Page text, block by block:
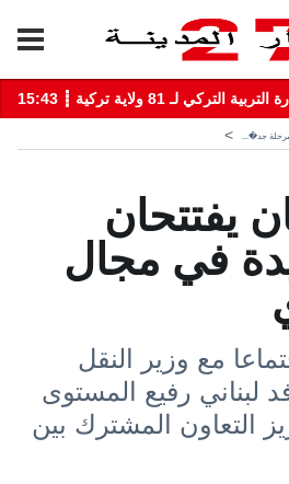
التركي لـ 81 ولاية تركية
مرحلة جد�...
يفتتحان
في مجال
مع وزير النقل
لبناني رفيع المستوى
التعاون المشترك بين